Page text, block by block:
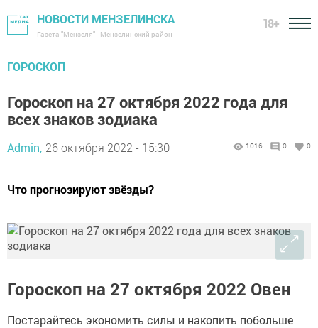
НОВОСТИ МЕНЗЕЛИНСКА
Газета "Мензеля" - Мензелинский район
18+
ГОРОСКОП
Гороскоп на 27 октября 2022 года для
всех знаков зодиака
Admin, 26 октября 2022 - 15:30 1016 0 0
Что прогнозируют звёзды?
Гороскоп на 27 октября 2022 Овен
Постарайтесь экономить силы и накопить побольше